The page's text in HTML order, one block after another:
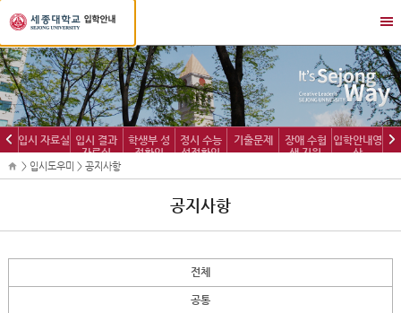
세
종
대
학
교
입
학
정
보
뉴
열
기/
닫
기
이
전
다
음
입시 자료실 입시 결과
자료실
학생부 성
적확인
정시 수능
성적확인
기출문제
장애 수험
생 지원
입학안내영
상
> 입시도우미 > 공지사항
공지사항
전체
공통